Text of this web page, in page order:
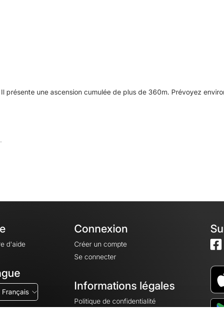
une ascension cumulée de plus de 360m. Prévoyez
d'aide
Français
Connexion
Créer un compte
Se connecter
Informations légales
Politique de confidentialité